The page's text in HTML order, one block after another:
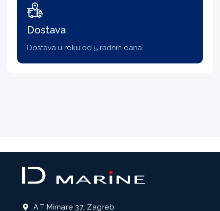
Dostava
Dostava u roku od 5 radnih dana.
A.T Mimare 37, Zagreb